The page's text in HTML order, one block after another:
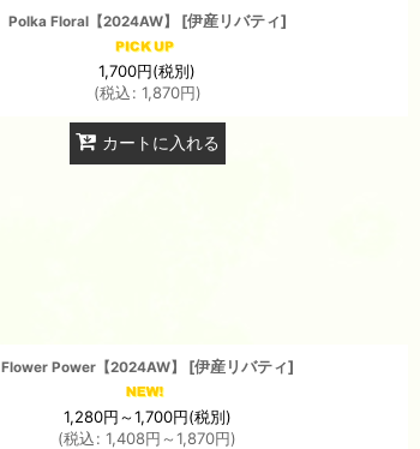
Polka Floral【2024AW】 [伊産リバティ]
1,700円(税別)
(税込: 1,870円)
カートに入れる
Flower Power【2024AW】 [伊産リバティ]
1,280円～1,700円(税別)
(税込: 1,408円 ～1,870円)